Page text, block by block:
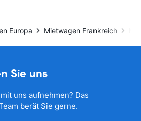
Europa Mietwagen Frankreich
Sie uns
uns aufnehmen? Das
berät Sie gerne.